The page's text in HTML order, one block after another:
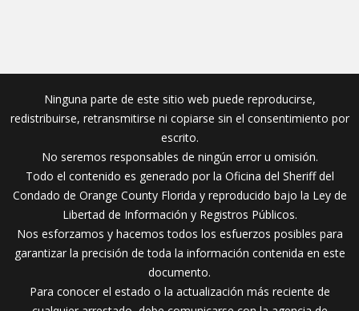
Ninguna parte de este sitio web puede reproducirse,
redistribuirse, retransmitirse ni copiarse sin el consentimiento por
escrito.
No seremos responsables de ningún error u omisión.
Todo el contenido es generado por la Oficina del Sheriff del
Condado de Orange County Florida y reproducido bajo la Ley de
Libertad de Información y Registros Públicos.
Nos esforzamos y hacemos todos los esfuerzos posibles para
garantizar la precisión de toda la información contenida en este
documento.
Para conocer el estado o la actualización más reciente de